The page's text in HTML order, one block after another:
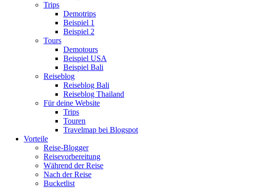
Trips
Demotrips
Beispiel 1
Beispiel 2
Tours
Demotours
Beispiel USA
Beispiel Bali
Reiseblog
Reiseblog Bali
Reiseblog Thailand
Für deine Website
Trips
Touren
Travelmap bei Blogspot
Vorteile
Reise-Blogger
Reisevorbereitung
Während der Reise
Nach der Reise
Bucketlist